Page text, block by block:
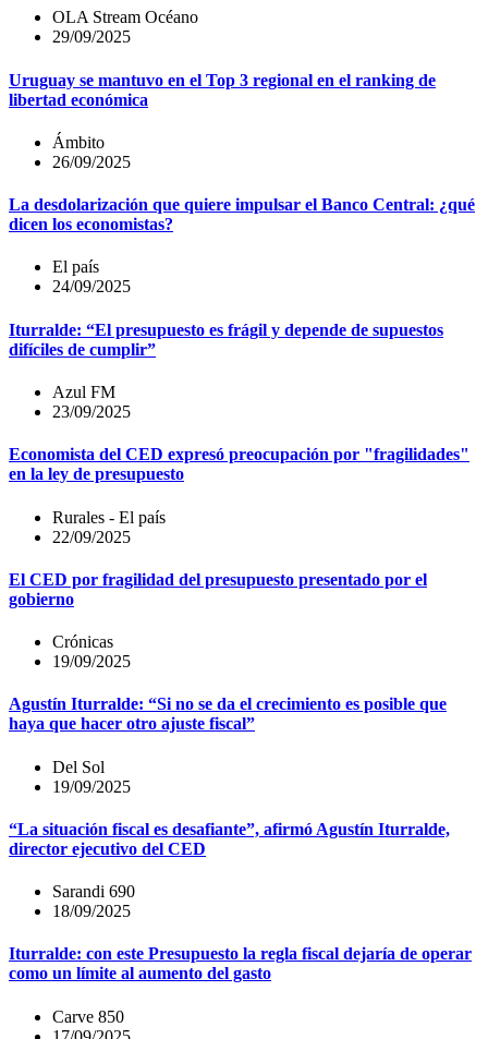
OLA Stream Océano
29/09/2025
Uruguay se mantuvo en el Top 3 regional en el ranking de
libertad económica
Ámbito
26/09/2025
La desdolarización que quiere impulsar el Banco Central: ¿qué
dicen los economistas?
El país
24/09/2025
Iturralde: “El presupuesto es frágil y depende de supuestos
difíciles de cumplir”
Azul FM
23/09/2025
Economista del CED expresó preocupación por "fragilidades"
en la ley de presupuesto
Rurales - El país
22/09/2025
El CED por fragilidad del presupuesto presentado por el
gobierno
Crónicas
19/09/2025
Agustín Iturralde: “Si no se da el crecimiento es posible que
haya que hacer otro ajuste fiscal”
Del Sol
19/09/2025
“La situación fiscal es desafiante”, afirmó Agustín Iturralde,
director ejecutivo del CED
Sarandi 690
18/09/2025
Iturralde: con este Presupuesto la regla fiscal dejaría de operar
como un límite al aumento del gasto
Carve 850